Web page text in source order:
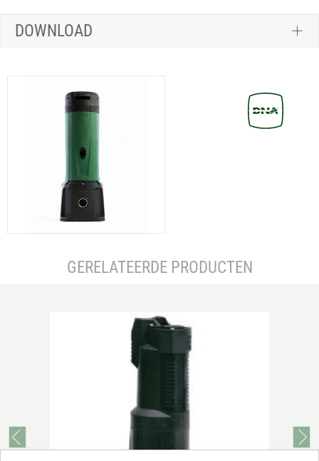
DOWNLOAD
GERELATEERDE PRODUCTEN
prev next